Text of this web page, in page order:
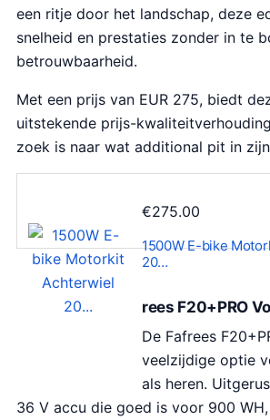
een ritje door het landschap, deze
snelheid en prestaties zonder in te
betrouwbaarheid.
Met een prijs van EUR 275, biedt
uitstekende prijs-
zoek is naar wat additional pit in
€275.00
1500W E-bike
20…
rees F20+PRO
De Fafrees
veelzijdige optie
als heren.
36 V accu die goed is voor 900